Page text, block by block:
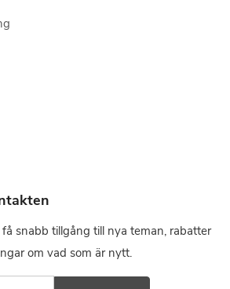
snabb tillgång till nya teman, rabatter
om vad som är nytt.